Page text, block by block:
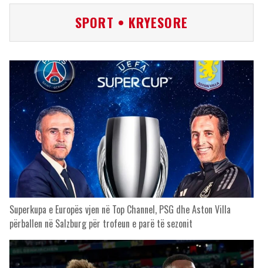
SPORT • KRYESORE
Superkupa e Europës vjen në Top Channel, PSG dhe Aston Villa
përballen në Salzburg për trofeun e parë të sezonit